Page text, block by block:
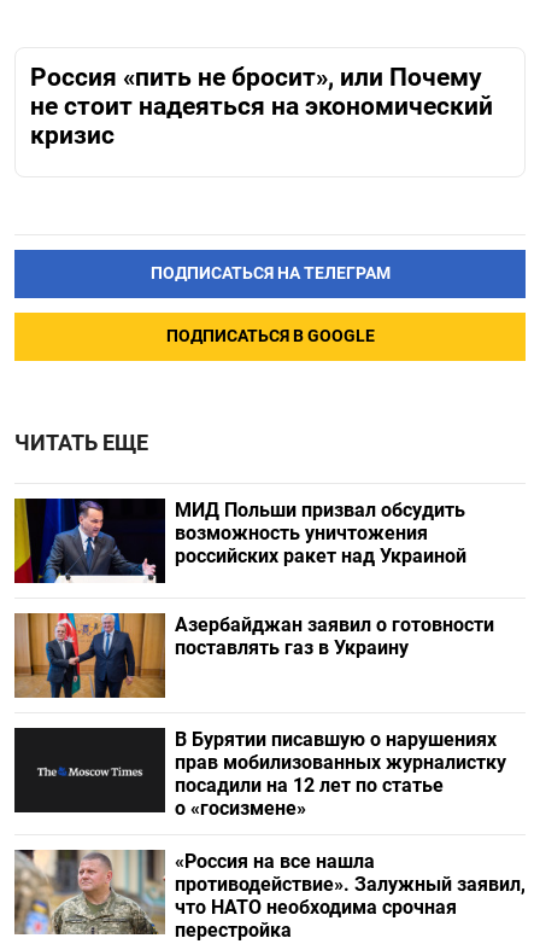
Россия «пить не бросит», или Почему
не стоит надеяться на экономический
кризис
ПОДПИСАТЬСЯ НА ТЕЛЕГРАМ
ПОДПИСАТЬСЯ В GOOGLE
ЧИТАТЬ ЕЩЕ
МИД Польши призвал обсудить
возможность уничтожения
российских ракет над Украиной
Азербайджан заявил о готовности
поставлять газ в Украину
В Бурятии писавшую о нарушениях
прав мобилизованных журналистку
посадили на 12 лет по статье
о «госизмене»
«Россия на все нашла
противодействие». Залужный заявил,
что НАТО необходима срочная
перестройка